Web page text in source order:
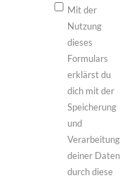
Mit der
Nutzung
dieses
Formulars
erklärst du
dich mit der
Speicherung
und
Verarbeitung
deiner Daten
durch diese